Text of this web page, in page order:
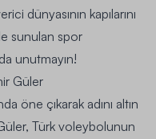
dünyasının kapılarını
sunulan spor
unutmayın!
Güler
öne çıkarak adını altın
Türk voleybolunun